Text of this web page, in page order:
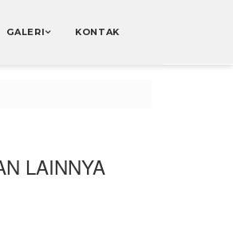
GALERI KONTAK
LAINNYA